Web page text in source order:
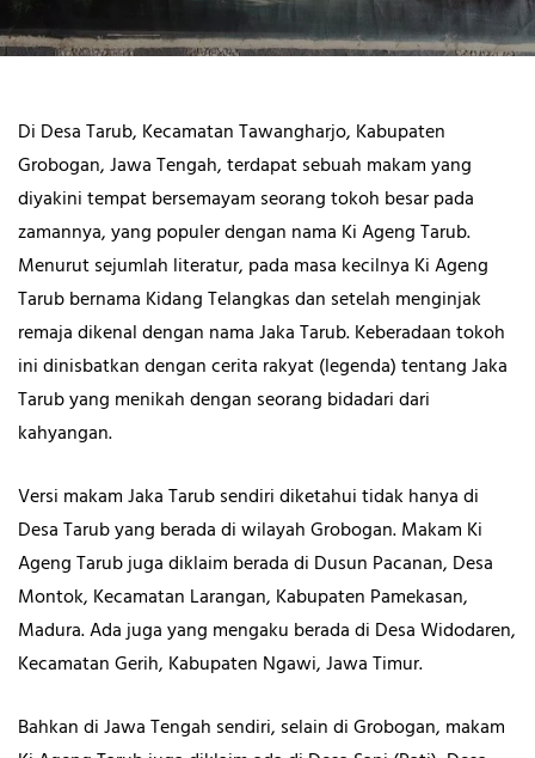
Di Desa Tarub, Kecamatan Tawangharjo, Kabupaten
Grobogan, Jawa Tengah, terdapat sebuah makam yang
diyakini tempat bersemayam seorang tokoh besar pada
zamannya, yang populer dengan nama Ki Ageng Tarub.
Menurut sejumlah literatur, pada masa kecilnya Ki Ageng
Tarub bernama Kidang Telangkas dan setelah menginjak
remaja dikenal dengan nama Jaka Tarub. Keberadaan tokoh
ini dinisbatkan dengan cerita rakyat (legenda) tentang Jaka
Tarub yang menikah dengan seorang bidadari dari
kahyangan.
Versi makam Jaka Tarub sendiri diketahui tidak hanya di
Desa Tarub yang berada di wilayah Grobogan. Makam Ki
Ageng Tarub juga diklaim berada di Dusun Pacanan, Desa
Montok, Kecamatan Larangan, Kabupaten Pamekasan,
Madura. Ada juga yang mengaku berada di Desa Widodaren,
Kecamatan Gerih, Kabupaten Ngawi, Jawa Timur.
Bahkan di Jawa Tengah sendiri, selain di Grobogan, makam